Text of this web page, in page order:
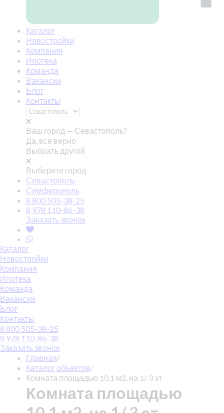
Каталог
Новостройки
Компания
Ипотека
Команда
Вакансии
Блог
Контакты
Ваш город — Севастополь?
Да, все верно
Выбрать другой
Выберите город
Севастополь
Симферополь
8 800 505-38-25
8 978 110-86-38
Заказать звонок
Каталог
Новостройки
Компания
Ипотека
Команда
Вакансии
Блог
Контакты
8 800 505-38-25
8 978 110-86-38
Заказать звонок
Главная/
Каталог объектов/
Комната площадью 10,1 м2, на 1/ 3 эт
Комната площадью